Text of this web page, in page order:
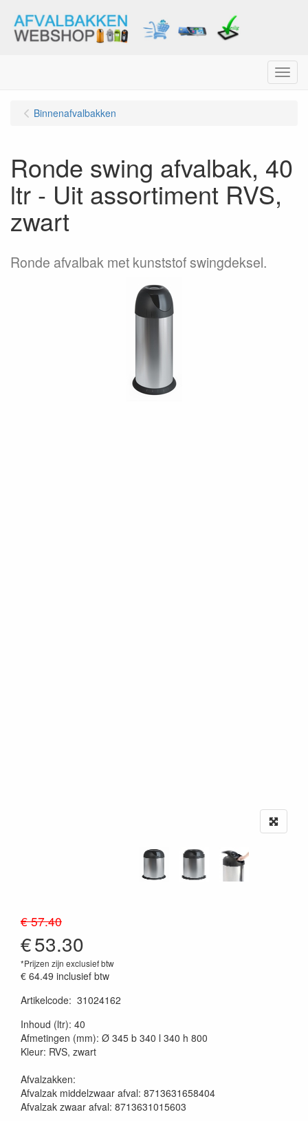
Menu
Binnenafvalbakken
Ronde swing afvalbak, 40
ltr - Uit assortiment RVS,
zwart
Ronde afvalbak met kunststof swingdeksel.
€ 57.40
€53.30
*Prijzen zijn exclusief btw
€ 64.49 inclusief btw
Artikelcode: 31024162
Inhoud (ltr): 40
Afmetingen (mm): Ø 345 b 340 l 340 h 800
Kleur: RVS, zwart
Afvalzakken:
Afvalzak middelzwaar afval: 8713631658404
Afvalzak zwaar afval: 8713631015603